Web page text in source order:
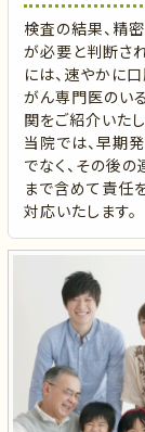
検査の結果、精
が必要と判断さ
には、速やかに
がん専門医のい
関をご紹介いたし
当院では、早期
でなく、その後
まで含めて責任
対応いたします。